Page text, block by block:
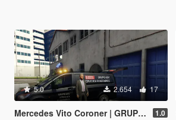
5.0 2.654 17
Mercedes Vito Coroner | GRUPO ASV | ELS 1.0